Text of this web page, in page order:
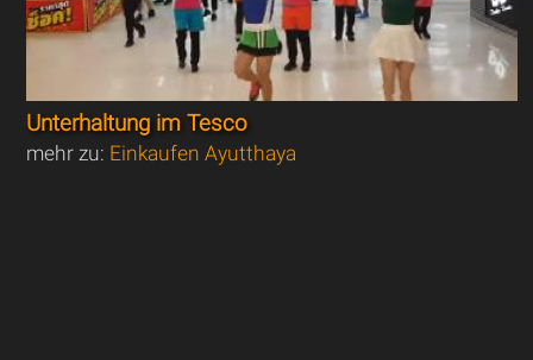
Unterhaltung im Tesco
mehr zu: Einkaufen Ayutthaya